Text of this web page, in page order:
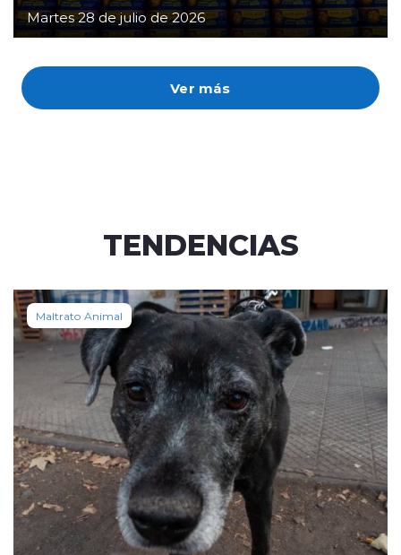
Ver más
Martes 28 de julio de 2026
TENDENCIAS
Maltrato Animal